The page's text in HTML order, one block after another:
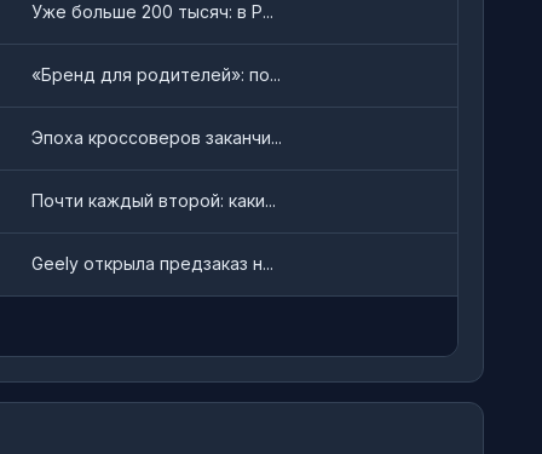
Уже больше 200 тысяч: в Р...
«Бренд для родителей»: по...
Эпоха кроссоверов заканчи...
Почти каждый второй: каки...
Geely открыла предзаказ н...